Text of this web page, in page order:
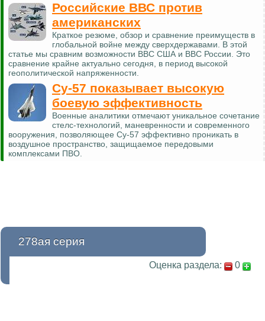
Российские ВВС против
американских
Краткое резюме, обзор и сравнение преимуществ в
глобальной войне между сверхдержавами. В этой
статье мы сравним возможности ВВС США и ВВС России. Это
сравнение крайне актуально сегодня, в период высокой
геополитической напряженности.
Су-57 показывает высокую
боевую эффективность
Военные аналитики отмечают уникальное сочетание
стелс-технологий, маневренности и современного
вооружения, позволяющее Су-57 эффективно проникать в
воздушное пространство, защищаемое передовыми
комплексами ПВО.
278ая серия
Оценка раздела: 0